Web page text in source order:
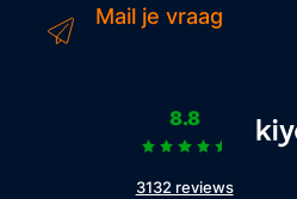
Mail je vraag
8.8
3132 reviews